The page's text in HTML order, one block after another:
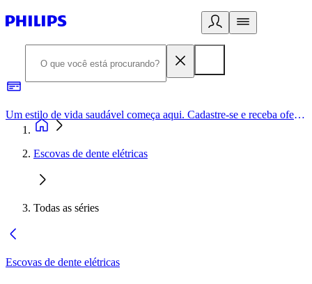
Um estilo de vida saudável começa aqui. Cadastre-se e receba ofertas exclusivas.
Escovas de dente elétricas
Todas as séries
Escovas de dente elétricas